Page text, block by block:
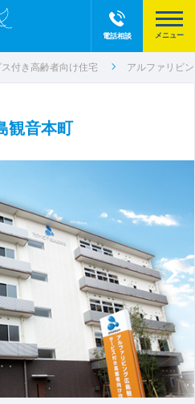
電話相談
付き高齢者向け住宅 アルファリビ
観音本町